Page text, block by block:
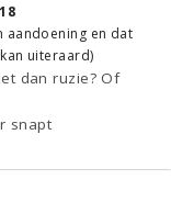
aandoening en dat
uiteraard)
dan ruzie? Of
snapt